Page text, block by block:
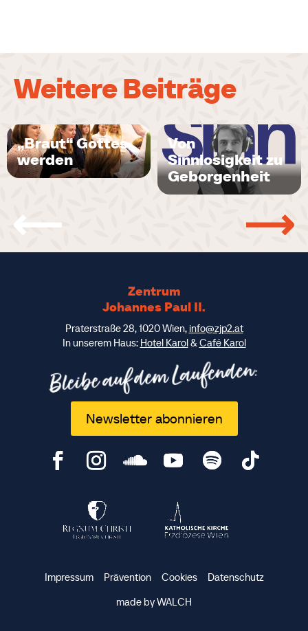
Weitere Beiträge
„Braut“ Gottes
werden
Von
Sinnlosigkeit zu
Geborgenheit
Zentrum
Johannes Paul II.
Praterstraße 28, 1020 Wien, info@zjp2.at
In unserem Haus: Hotel Karol&Café Karol
Bleibe auf dem Laufenden:
Newsletter abonnieren
Impressum Prävention Cookies
Datenschutz
made by WALCH